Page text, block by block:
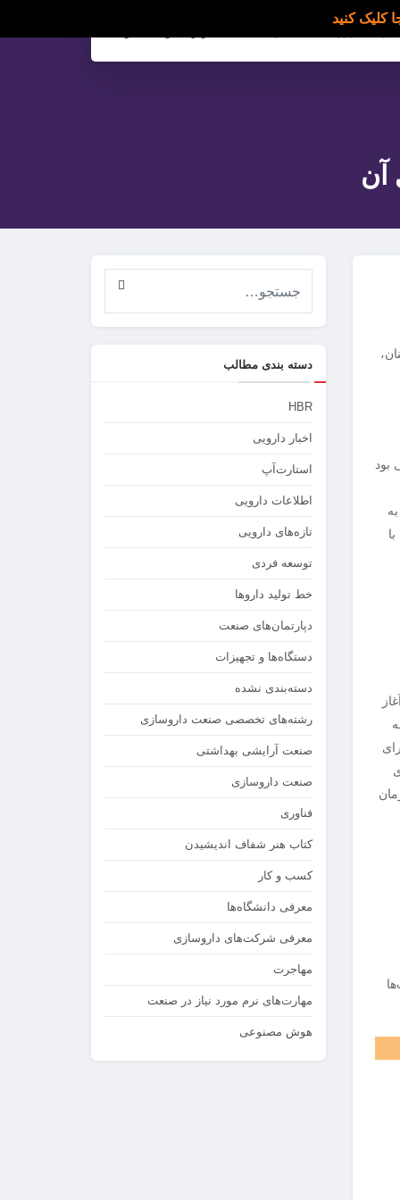
ارسال رزومه
آن
بود
دسته بندی مطالب
HBR
اخبار دارویی
استارت‌آپ
اطلاعات دارویی
تازه‌های دارویی
توسعه فردی
خط تولید داروها
دپارتمان‌های صنعت
دستگاه‌ها و تجهیزات
دسته‌بندی نشده
رشته‌های تخصصی صنعت داروسازی
صنعت آرایشی بهداشتی
صنعت داروسازی
فناوری
کتاب هنر شفاف اندیشیدن
کسب و کار
معرفی دانشگاه‌ها
معرفی شرکت‌های داروسازی
مهاجرت
مهارت‌های نرم مورد نیاز در صنعت
هوش مصنوعی